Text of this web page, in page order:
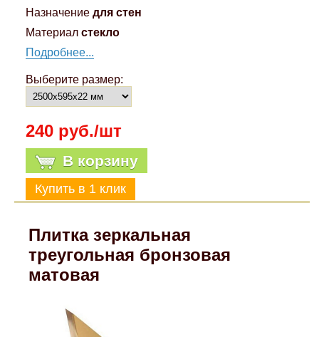
Назначение для стен
Материал стекло
Подробнее...
Выберите размер:
240 руб./шт
В корзину
Плитка зеркальная
треугольная бронзовая
матовая